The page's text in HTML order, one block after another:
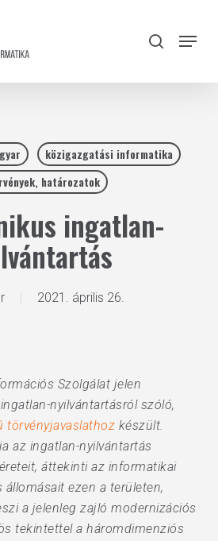
search
Menu
közigazgatási informatika
határozatok
ingatlan-
2021. április 26.
Szolgálat jelen
nyilvántartásról szóló,
törvényjavaslathoz készült.
az ingatlan-nyilvántartás
áttekinti az informatikai
ezen a területen,
a jelenleg zajló modernizációs
tekintettel a háromdimenziós
Close